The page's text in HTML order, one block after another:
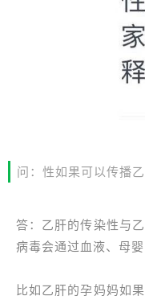
问：性如果可以传播
答：乙肝的传染性与
病毒会通过血液、母
比如乙肝的孕妈妈如